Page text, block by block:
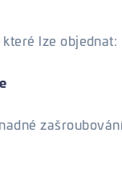
lze objednat: